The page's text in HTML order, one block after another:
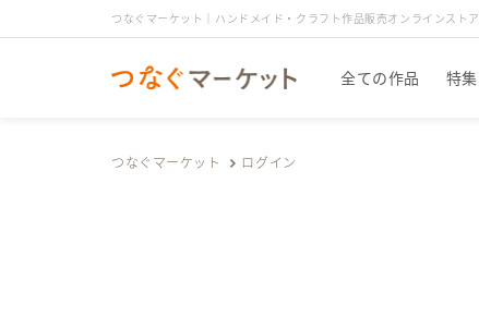
つなぐマーケット｜ハンドメイド・クラフト作品販売オンラインストア
全ての作品 特集
つなぐマーケット ログイン